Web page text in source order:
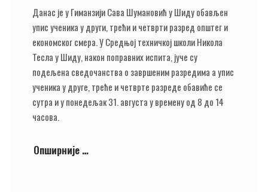
Данас је у Гиманзији Сава Шумановић у Шиду обављен
упис ученика у други, трећи и четврти разред општег и
економског смера. У Средњој техничкој школи Никола
Тесла у Шиду, након поправних испита, јуче су
подељена сведочанства о завршеним разредима а упис
ученика у друге, треће и четврте разреде обавиће се
сутра и у понедељак 31. августа у времену од 8 до 14
часова.
Опширније …